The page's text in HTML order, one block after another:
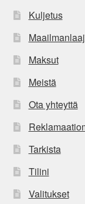
Kuljetus
Maksut
Meistä
Ota yhteyttä
Tarkista
Tilini
Valitukset